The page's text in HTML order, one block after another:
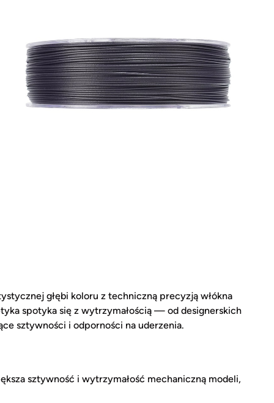
głębi koloru z techniczną precyzją włókna
spotyka się z wytrzymałością — od designerskich
sztywności i odporności na uderzenia.
sztywność i wytrzymałość mechaniczną modeli,